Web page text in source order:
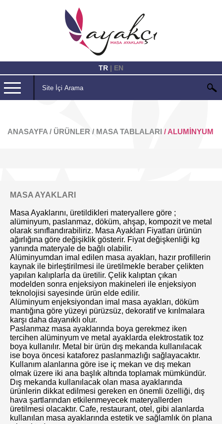
TR | EN
ANASAYFA / ÜRÜNLER / MASA TABLALARI / ALUMINYUM
MASA AYAKLARI
Masa Ayaklarını, üretildikleri materyallere göre ;
alüminyum, paslanmaz, döküm, ahşap, kompozit ve metal
olarak sınıflandırabiliriz. Masa Ayakları Fiyatları ürünün
ağırlığına göre değişiklik gösterir. Fiyat değişkenliği kg
yanında materyale de bağlı olabilir.
Alüminyumdan imal edilen masa ayakları, hazır profillerin
kaynak ile birleştirilmesi ile üretilmekle beraber çelikten
yapılan kalıplarla da üretilir. Çelik kalıptan çıkan
modelden sonra enjeksiyon makineleri ile enjeksiyon
teknolojisi sayesinde ürün elde edilir.
Alüminyum enjeksiyondan imal masa ayakları, döküm
mantığına göre yüzeyi pürüzsüz, dekoratif ve kırılmalara
karşı daha dayanıklı olur.
Paslanmaz masa ayaklarında boya gerekmez iken
tercihen alüminyum ve metal ayaklarda elektrostatik toz
boya kullanılır. Metal bir ürün dış mekanda kullanılacak
ise boya öncesi kataforez paslanmazlığı sağlayacaktır.
Kullanım alanlarına göre ise iç mekan ve dış mekan
olmak üzere iki ana başlık altında toplamak mümkündür.
Dış mekanda kullanılacak olan masa ayaklarında
ürünlerin dikkat edilmesi gereken en önemli özelliği, dış
hava şartlarından etkilenmeyecek materyallerden
üretilmesi olacaktır. Cafe, restaurant, otel, gibi alanlarda
kullanılan masa ayaklarında estetik ve sağlamlık ön plana